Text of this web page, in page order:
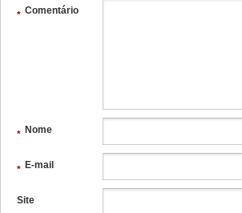
Comentário
*
Nome
*
E-mail
*
Site